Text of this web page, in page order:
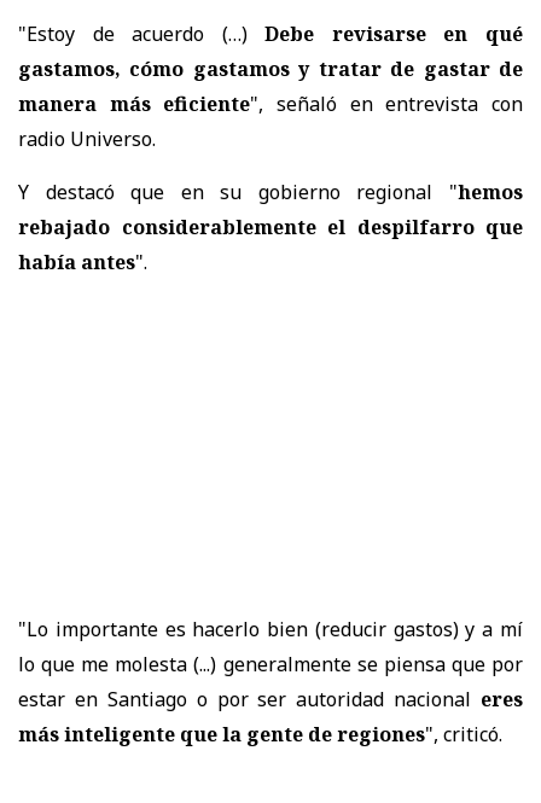
"Estoy de acuerdo (…)Debe revisarse en qué
gastamos, cómo gastamos y tratar de gastar de
manera más eficiente", señaló en entrevista con
radio Universo.
Y destacó que en su gobierno regional "hemos
rebajado considerablemente el despilfarro que
había antes".
"Lo importante es hacerlo bien (reducir gastos) y a mí
lo que me molesta (...) generalmente se piensa que por
estar en Santiago o por ser autoridad nacional eres
más inteligente que la gente de regiones", criticó.